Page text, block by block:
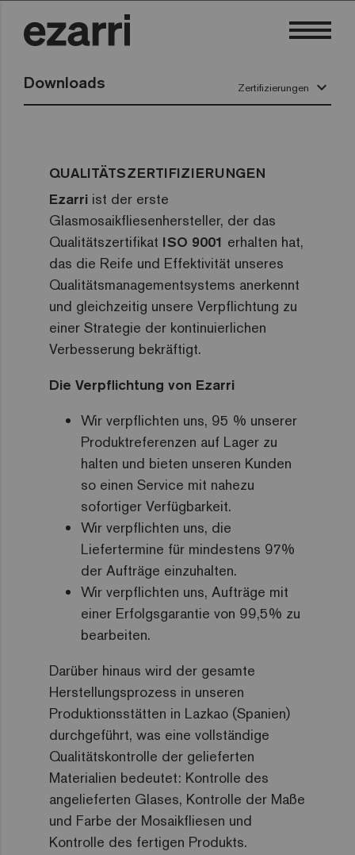
Downloads Zertifizierungen keyboard_arrow_down
QUALITÄTSZERTIFIZIERUNGEN
Ezarri ist der erste
Glasmosaikfliesenhersteller, der das
Qualitätszertifikat ISO 9001 erhalten hat,
das die Reife und Effektivität unseres
Qualitätsmanagementsystems anerkennt
und gleichzeitig unsere Verpflichtung zu
einer Strategie der kontinuierlichen
Verbesserung bekräftigt.
Die Verpflichtung von Ezarri
Wir verpflichten uns, 95 % unserer
Produktreferenzen auf Lager zu
halten und bieten unseren Kunden
so einen Service mit nahezu
sofortiger Verfügbarkeit.
Wir verpflichten uns, die
Liefertermine für mindestens 97%
der Aufträge einzuhalten.
Wir verpflichten uns, Aufträge mit
einer Erfolgsgarantie von 99,5% zu
bearbeiten.
Darüber hinaus wird der gesamte
Herstellungsprozess in unseren
Produktionsstätten in Lazkao (Spanien)
durchgeführt, was eine vollständige
Qualitätskontrolle der gelieferten
Materialien bedeutet: Kontrolle des
angelieferten Glases, Kontrolle der Maße
und Farbe der Mosaikfliesen und
Kontrolle des fertigen Produkts.